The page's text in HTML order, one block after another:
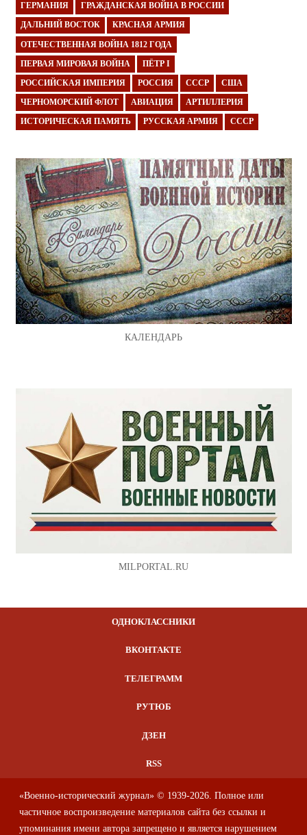
ГЕРМАНИЯ ГРАЖДАНСКАЯ ВОЙНА В РОССИИ
ДАЛЬНИЙ ВОСТОК КРАСНАЯ АРМИЯ
ОТЕЧЕСТВЕННАЯ ВОЙНА 1812 ГОДА
ПЕРВАЯ МИРОВАЯ ВОЙНА ПЁТР I
РОССИЙСКАЯ ИМПЕРИЯ РОССИЯ СССР США
ЧЕРНОМОРСКИЙ ФЛОТ АВИАЦИЯ АРТИЛЛЕРИЯ
ИСТОРИЧЕСКАЯ ПАМЯТЬ РУССКАЯ АРМИЯ СССР
КАЛЕНДАРЬ
MILPORTAL.RU
ОДНОКЛАССНИКИ
ВКОНТАКТЕ
ТЕЛЕГРАММ
РУТЮБ
ДЗЕН
RSS
«Военно-исторический журнал» © 1939-2026. Полное или
частичное воспроизведение материалов сайта без ссылки и
упоминания имени автора запрещено и является нарушением